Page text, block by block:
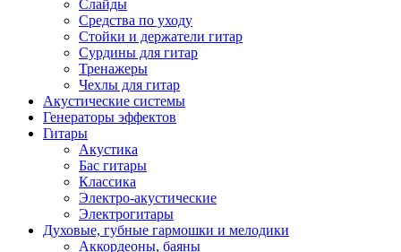
Слайды
Средства по уходу
Стойки и держатели гитар
Сурдины для гитар
Тренажеры
Чехлы для гитар
Акустические системы
Генераторы эффектов
Гитары
Акустика
Бас гитары
Классика
Электро-акустические
Электрогитары
Духовые, губные гармошки и мелодики
Аккордеоны, баяны